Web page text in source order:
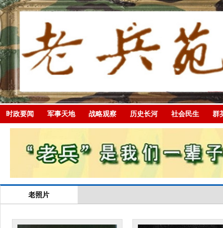
时政要闻 军事天地 战略观察 历史长河 社会民生 群
老照片